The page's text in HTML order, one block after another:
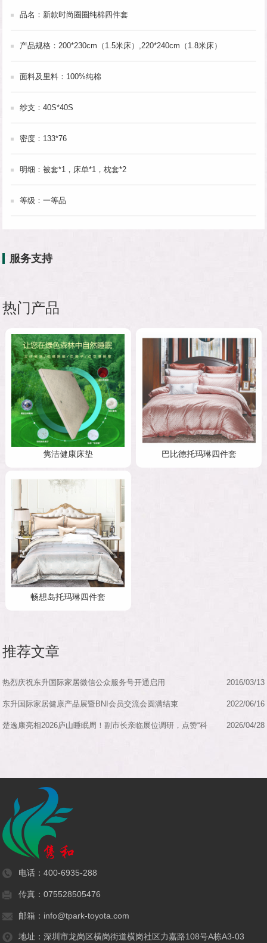
品名：新款时尚圈圈纯棉四件套
产品规格：200*230cm（1.5米床）,220*240cm（1.8米床）
面料及里料：100%纯棉
纱支：40S*40S
密度：133*76
明细：被套*1，床单*1，枕套*2
等级：一等品
服务支持
热门产品
隽洁健康床垫 巴比德托玛琳四件套
畅想岛托玛琳四件套
推荐文章
热烈庆祝东升国际家居微信公众服务号开通启用 2016/03/13
东升国际家居健康产品展暨BNI会员交流会圆满结束 2022/06/16
楚逸康亮相2026庐山睡眠周！副市长亲临展位调研，点赞“科 2026/04/28
电话：400-6935-288
传真：075528505476
邮箱：info@tpark-toyota.com
地址：深圳市龙岗区横岗街道横岗社区力嘉路108号A栋A3-03